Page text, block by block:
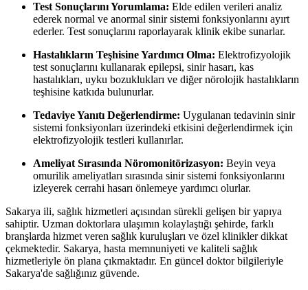
Test Sonuçlarını Yorumlama: Elde edilen verileri analiz
ederek normal ve anormal sinir sistemi fonksiyonlarını ayırt
ederler. Test sonuçlarını raporlayarak klinik ekibe sunarlar.
Hastalıkların Teşhisine Yardımcı Olma: Elektrofizyolojik
test sonuçlarını kullanarak epilepsi, sinir hasarı, kas
hastalıkları, uyku bozuklukları ve diğer nörolojik hastalıkların
teşhisine katkıda bulunurlar.
Tedaviye Yanıtı Değerlendirme: Uygulanan tedavinin sinir
sistemi fonksiyonları üzerindeki etkisini değerlendirmek için
elektrofizyolojik testleri kullanırlar.
Ameliyat Sırasında Nöromonitörizasyon: Beyin veya
omurilik ameliyatları sırasında sinir sistemi fonksiyonlarını
izleyerek cerrahi hasarı önlemeye yardımcı olurlar.
Sakarya ili, sağlık hizmetleri açısından sürekli gelişen bir yapıya
sahiptir. Uzman doktorlara ulaşımın kolaylaştığı şehirde, farklı
branşlarda hizmet veren sağlık kuruluşları ve özel klinikler dikkat
çekmektedir. Sakarya, hasta memnuniyeti ve kaliteli sağlık
hizmetleriyle ön plana çıkmaktadır. En güncel doktor bilgileriyle
Sakarya'de sağlığınız güvende.